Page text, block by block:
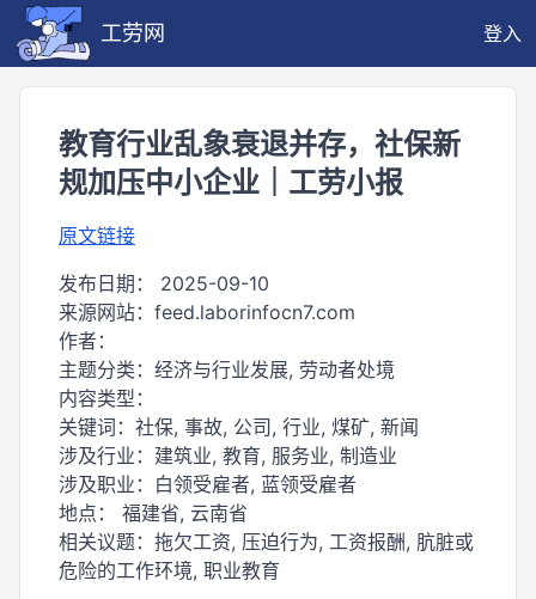
工劳网 登入
教育行业乱象衰退并存，社保新
规加压中小企业｜工劳小报
原文链接
发布日期： 2025-09-10
来源网站： feed.laborinfocn7.com
作者：
主题分类： 经济与行业发展, 劳动者处境
内容类型：
关键词： 社保, 事故, 公司, 行业, 煤矿, 新闻
涉及行业： 建筑业, 教育, 服务业, 制造业
涉及职业： 白领受雇者, 蓝领受雇者
地点： 福建省, 云南省
相关议题： 拖欠工资, 压迫行为, 工资报酬, 肮脏或
危险的工作环境, 职业教育